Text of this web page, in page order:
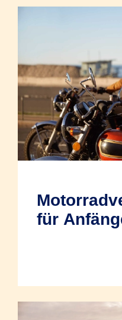
für
Der Start in die